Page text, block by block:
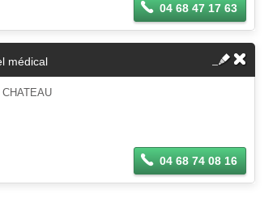
04 68 47 17 63
médical
04 68 74 08 16